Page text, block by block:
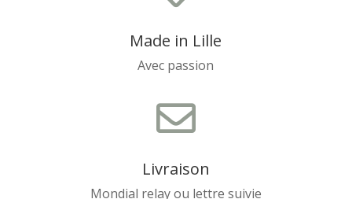
Made in Lille
Avec passion

Livraison
Mondial relay ou lettre suivie